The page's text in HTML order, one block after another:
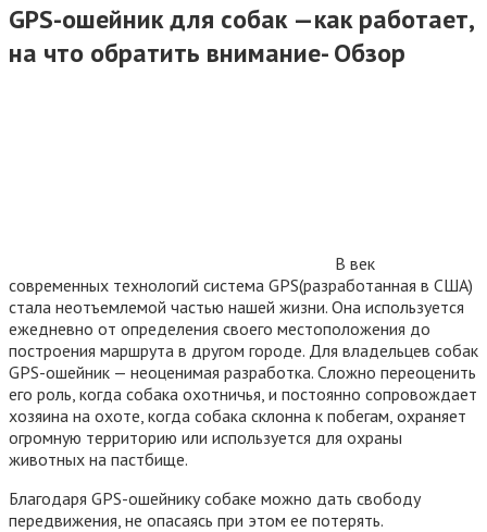
GPS-ошейник для собак —как работает,
на что обратить внимание- Обзор
В век
современных технологий система GPS(разработанная в США)
стала неотъемлемой частью нашей жизни. Она используется
ежедневно от определения своего местоположения до
построения маршрута в другом городе. Для владельцев собак
GPS-ошейник — неоценимая разработка. Сложно переоценить
его роль, когда собака охотничья, и постоянно сопровождает
хозяина на охоте, когда собака склонна к побегам, охраняет
огромную территорию или используется для охраны
животных на пастбище.
Благодаря GPS-ошейнику собаке можно дать свободу
передвижения, не опасаясь при этом ее потерять.